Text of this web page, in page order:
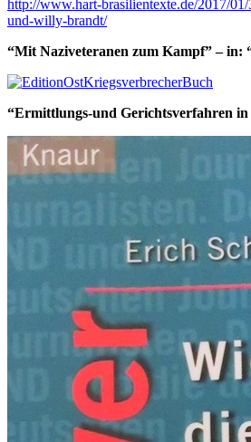
http://www.hart-brasilientexte.de/2017/
und-willy-brandt/
“Mit Naziveteranen zum Kampf” – in:
“Ermittlungs-und Gerichtsverfahren in